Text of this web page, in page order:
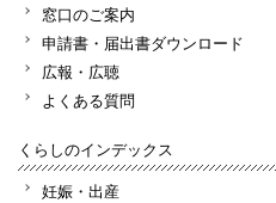
窓口のご案内
申請書・届出書ダウンロード
広報・広聴
よくある質問
くらしのインデックス
妊娠・出産